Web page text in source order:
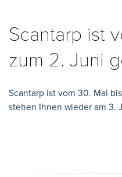
Scantarp ist
zum 2. Juni
Scantarp ist vom 30. Mai
stehen Ihnen wieder am 3.